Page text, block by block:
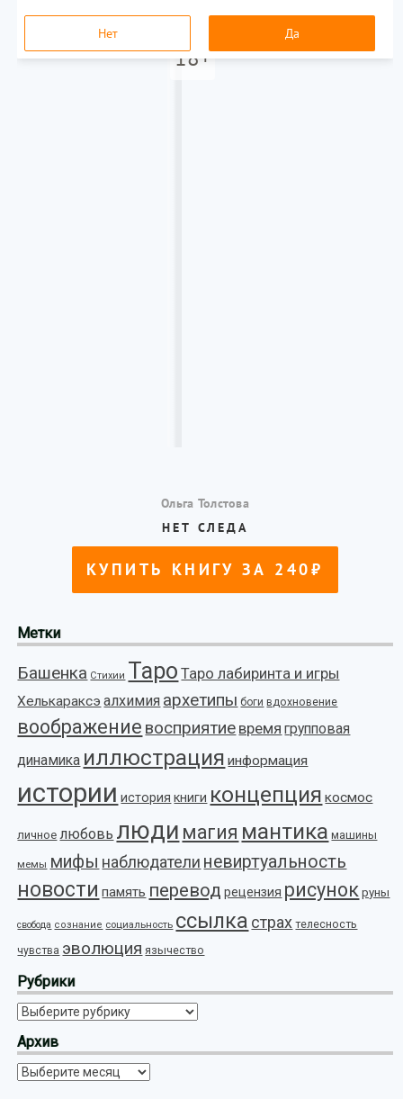
Метки
Башенка Стихии Таро Таро лабиринта и игры
Хелькараксэ алхимия архетипы боги вдохновение
воображение восприятие время групповая
динамика иллюстрация информация
истории история книги концепция космос
личное любовь люди магия мантика машины
мемы мифы наблюдатели невиртуальность
новости память перевод рецензия рисунок руны
свобода сознание социальность ссылка страх телесность
чувства эволюция язычество
Рубрики
Рубрики
Архив
Архив